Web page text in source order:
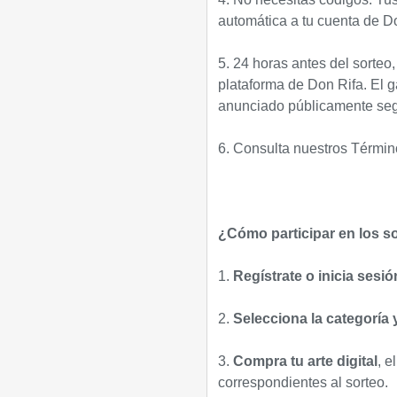
automática a tu cuenta de
5. 24 horas antes del
plataforma de Don Rifa. El
anunciado públicamente
6. Consulta nuestros
¿Cómo participar en los
1. Regístrate o inicia
2. Selecciona la categoría
3. Compra tu arte digital ,
correspondientes al sorteo.